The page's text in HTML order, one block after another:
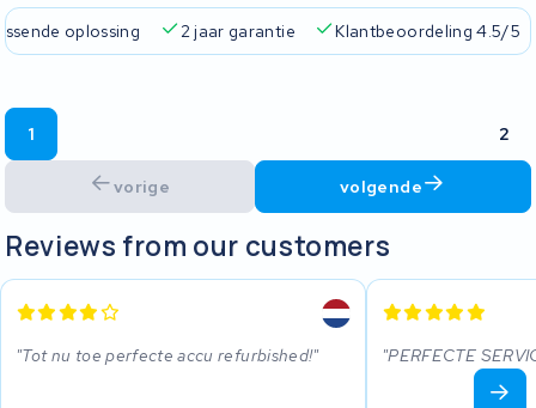
oplossing 2 jaar garantie Klantbeoordeling 4.5/5
vorige
1 2
volgende
Reviews from our customers
Tot nu toe perfecte accu refurbished! PERFECTE